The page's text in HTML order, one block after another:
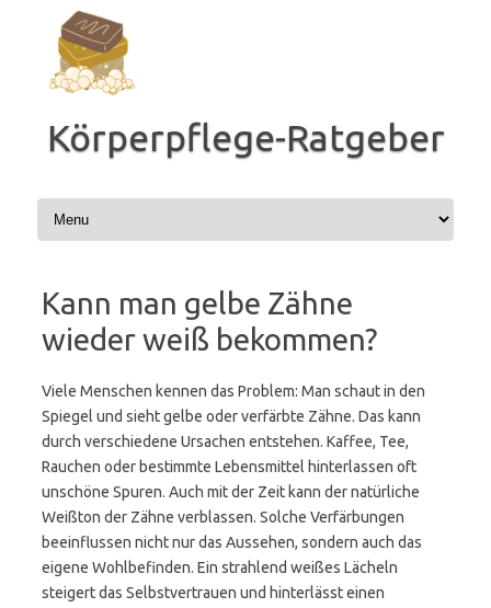
Inhalt
springen
Körperpflege-Ratgeber
Kann man gelbe Zähne
wieder weiß bekommen?
Viele Menschen kennen das Problem: Man schaut in den
Spiegel und sieht gelbe oder verfärbte Zähne. Das kann
durch verschiedene Ursachen entstehen. Kaffee, Tee,
Rauchen oder bestimmte Lebensmittel hinterlassen oft
unschöne Spuren. Auch mit der Zeit kann der natürliche
Weißton der Zähne verblassen. Solche Verfärbungen
beeinflussen nicht nur das Aussehen, sondern auch das
eigene Wohlbefinden. Ein strahlend weißes Lächeln
steigert das Selbstvertrauen und hinterlässt einen